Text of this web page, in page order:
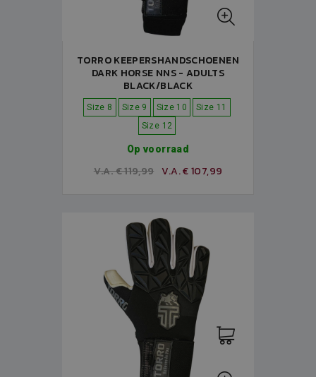
TORRO KEEPERSHANDSCHOENEN
DARK HORSE NNS - ADULTS
BLACK/BLACK
Size 8 Size 9 Size 10
Size 11
Size 12
Op voorraad
V.A. € 119,99 V.A. € 107,99